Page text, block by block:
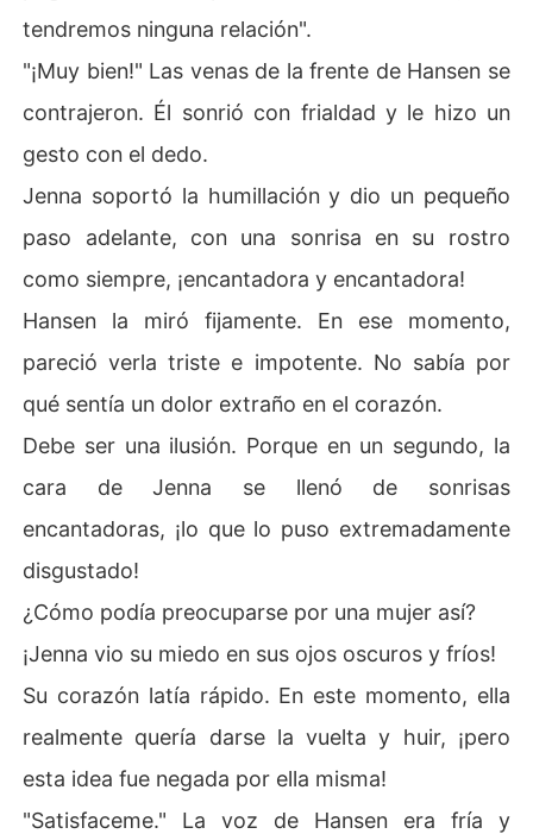
tendremos ninguna relación".
"¡Muy bien!" Las venas de la frente de Hansen se
contrajeron. Él sonrió con frialdad y le hizo un
gesto con el dedo.
Jenna soportó la humillación y dio un pequeño
paso adelante, con una sonrisa en su rostro
como siempre, ¡encantadora y encantadora!
Hansen la miró fijamente. En ese momento,
pareció verla triste e impotente. No sabía por
qué sentía un dolor extraño en el corazón.
Debe ser una ilusión. Porque en un segundo, la
cara de Jenna se llenó de sonrisas
encantadoras, ¡lo que lo puso extremadamente
disgustado!
¿Cómo podía preocuparse por una mujer así?
¡Jenna vio su miedo en sus ojos oscuros y fríos!
Su corazón latía rápido. En este momento, ella
realmente quería darse la vuelta y huir, ¡pero
esta idea fue negada por ella misma!
"Satisfaceme." La voz de Hansen era fría y